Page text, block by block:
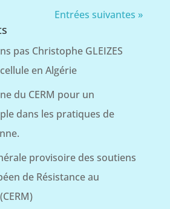
Entrées suivantes »
pas Christophe GLEIZES
en Algérie
du CERM pour un
dans les pratiques de
provisoire des soutiens
de Résistance au